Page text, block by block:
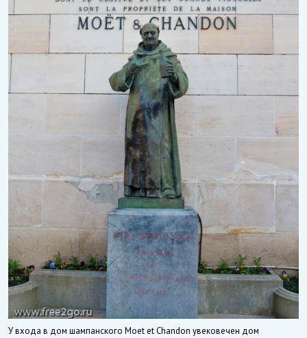
У входа в дом шампанского Moet et Chandon увековечен дом